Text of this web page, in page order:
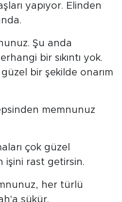
yapıyor. Elinden
Şu anda
bir sıkıntı yok.
bir şekilde onarım
memnunuz
çok güzel
işini rast getirsin.
her türlü
şükür.